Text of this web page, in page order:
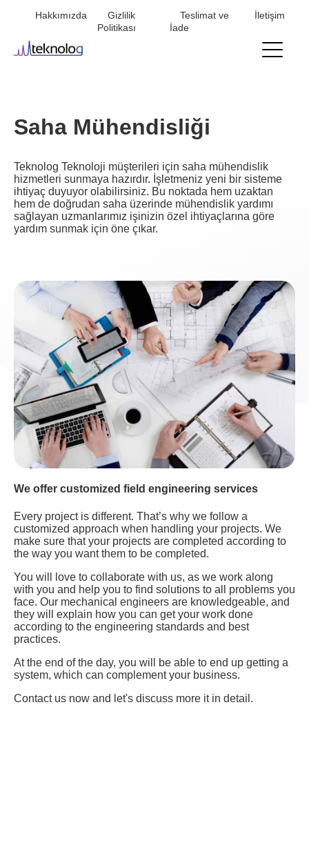
menu
Hakkımızda
Gizlilik
Politikası
Teslimat ve
İade
İletişim
Saha Mühendisliği
Teknolog Teknoloji müşterileri için saha mühendislik
hizmetleri sunmaya hazırdır. İşletmeniz yeni bir sisteme
ihtiyaç duyuyor olabilirsiniz. Bu noktada hem uzaktan
hem de doğrudan saha üzerinde mühendislik yardımı
sağlayan uzmanlarımız işinizin özel ihtiyaçlarına göre
yardım sunmak için öne çıkar.
We offer customized field engineering services
Every project is different. That’s why we follow a
customized approach when handling your projects. We
make sure that your projects are completed according to
the way you want them to be completed.
You will love to collaborate with us, as we work along
with you and help you to find solutions to all problems you
face. Our mechanical engineers are knowledgeable, and
they will explain how you can get your work done
according to the engineering standards and best
practices.
At the end of the day, you will be able to end up getting a
system, which can complement your business.
Contact us now and let's discuss more it in detail.